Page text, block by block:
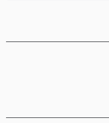
مناسبی در داخل این
می توانید بر اساس